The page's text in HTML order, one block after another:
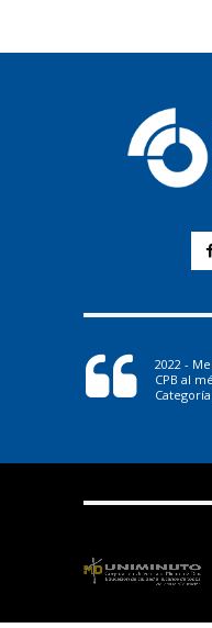
2022 -
CPB al